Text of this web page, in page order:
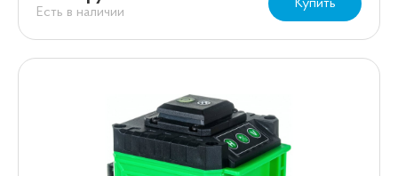
Есть в наличии
Купить